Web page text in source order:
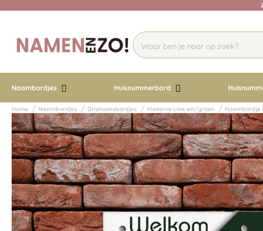
Naambordjes Huisnummerbord
Home Naambordjes Driehoeksbordjes Moderne Line wit/groen Naambordje